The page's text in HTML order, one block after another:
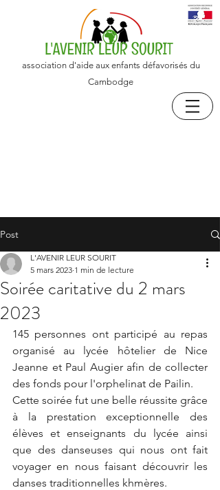
association d'aide aux enfants défavorisés du
Cambodge
Post
Soirée caritative du 2 mars
2023
L'AVENIR LEUR SOURIT
5 mars 2023 1 min de lecture
145 personnes ont participé au repas
organisé au lycée hôtelier de Nice
Jeanne et Paul Augier afin de collecter
des fonds pour l'orphelinat de Pailin.
Cette soirée fut une belle réussite grâce
à la prestation exceptionnelle des
élèves et enseignants du lycée ainsi
que des danseuses qui nous ont fait
voyager en nous faisant découvrir les
danses traditionnelles khmères.